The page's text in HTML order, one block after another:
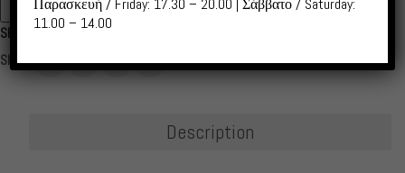
MA018
Stockholm
quantity
ADD TO CART
SKU:
MA018
Share:
Description
Παρασκευή / Friday: 17.30 – 20.00 | Σάββατο / Saturday:
11.00 – 14.00